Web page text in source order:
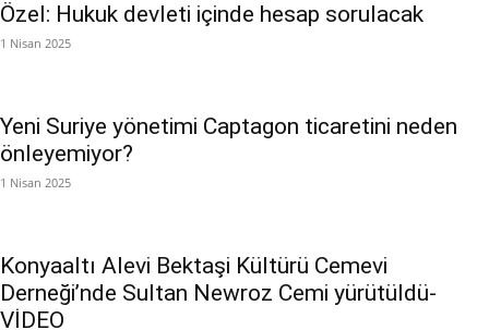
Özel: Hukuk devleti içinde hesap sorulacak
1 Nisan 2025
Yeni Suriye yönetimi Captagon ticaretini neden
önleyemiyor?
1 Nisan 2025
Konyaaltı Alevi Bektaşi Kültürü Cemevi
Derneği’nde Sultan Newroz Cemi yürütüldü-
VİDEO